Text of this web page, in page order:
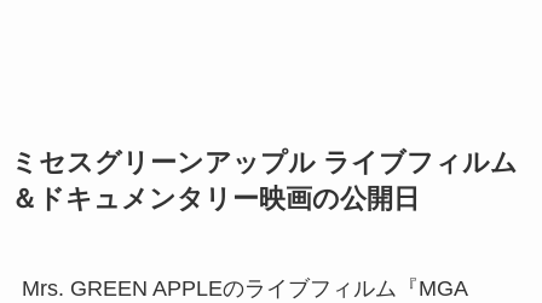
ミセスグリーンアップル ライブフィルム
＆ドキュメンタリー映画の公開日
Mrs. GREEN APPLEのライブフィルム『MGA